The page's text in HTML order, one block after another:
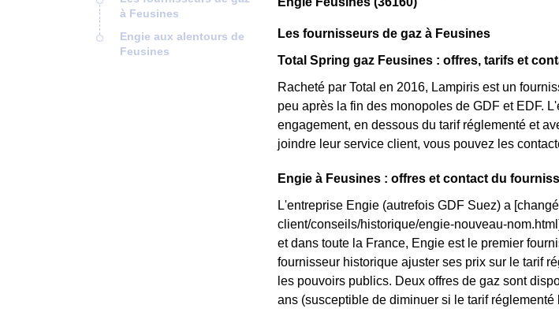
à Feusines
Engie aux alentours de
Feusines
Les fournisseurs de gaz à Feusines
Total Spring gaz Feusines : offres, tarifs et
Racheté par Total en 2016, Lampiris est un
peu après la fin des monopoles de GDF et EDF.
engagement, en dessous du tarif réglementé et
joindre leur service client, vous pouvez les
Engie à Feusines : offres et contact du
L'entreprise Engie (autrefois GDF Suez) a
client/conseils/historique/engie-nouveau-
et dans toute la France, Engie est le premier
fournisseur historique ajuster ses prix sur le tarif
les pouvoirs publics. Deux offres de gaz sont
ans (susceptible de diminuer si le tarif réglementé